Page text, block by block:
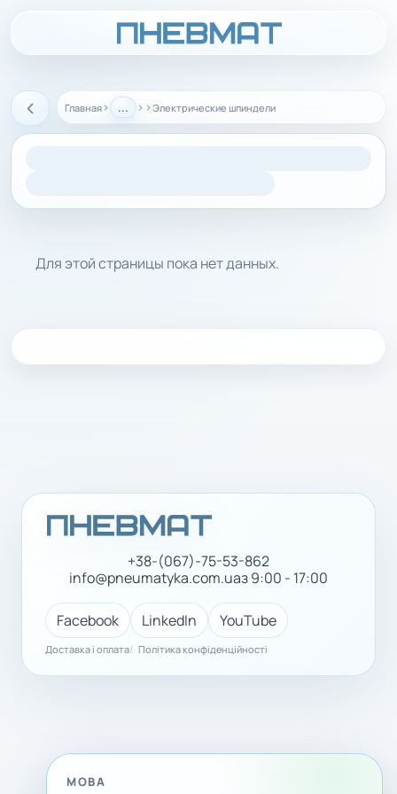
Назад Главная › ... › ›Электрические шпиндели
Для этой страницы пока нет данных.
+38-(067)-75-53-862
info@pneumatyka.com.uaз 9:00 - 17:00
Facebook LinkedIn YouTube
Доставка і оплата Політика конфіденційності
МОВА